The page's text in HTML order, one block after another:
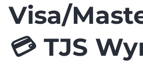
Visa/
💳 TJS